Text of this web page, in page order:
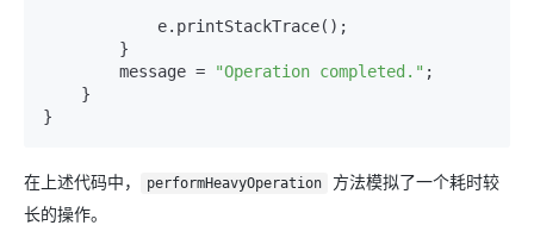
        message =
"Operation completed." ;
在上述代码中， performHeavyOperation
方法模拟了一个耗时较
长的操作。